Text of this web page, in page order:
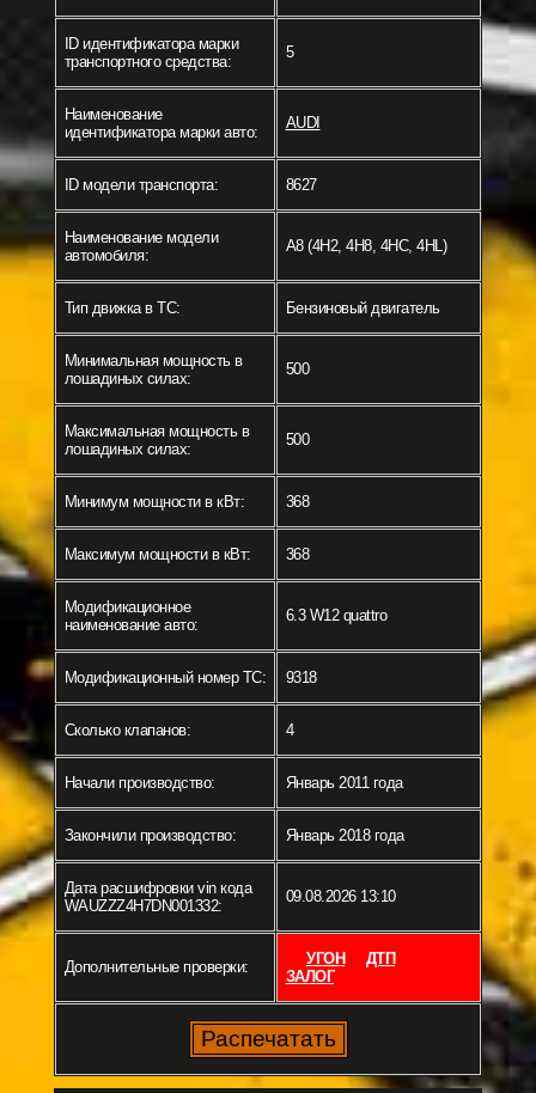
ID идентификатора марки
транспортного средства:
5
Наименование
идентификатора марки авто:
AUDI
ID модели транспорта: 8627
Наименование модели
автомобиля:
A8 (4H2, 4H8, 4HC, 4HL)
Тип движка в ТС: Бензиновый двигатель
Минимальная мощность в
лошадиных силах:
500
Максимальная мощность в
лошадиных силах:
500
Минимум мощности в кВт: 368
Максимум мощности в кВт: 368
Модификационное
наименование авто:
6.3 W12 quattro
Модификационный номер ТС: 9318
Сколько клапанов: 4
Начали производство: Январь 2011 года
Закончили производство: Январь 2018 года
Дата расшифровки vin кода
WAUZZZ4H7DN001332:
09.08.2026 13:10
Дополнительные проверки: УГОН
ДТП
ЗАЛОГ